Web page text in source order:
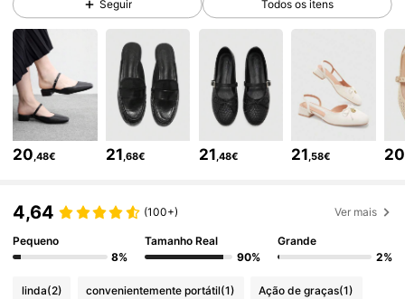
4,85 809K Seguidores
4,85 809K Seguidores
4,85 809K Seguidores
809K Seguidores
Seguir Todos os itens
20,48€ 21,68€ 21,48€ 21,58€ 20
4,64 (100+) Ver mais
Pequeno
8%
Tamanho Real
90%
Grande
2%
linda(2) convenientemente portátil(1) Ação de graças(1)